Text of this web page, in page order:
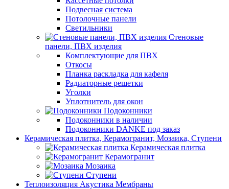
Подвесная система
Потолочные панели
Светильники
Стеновые
панели, ПВХ изделия
Комплектующие для ПВХ
Откосы
Планка раскладка для кафеля
Радиаторные решетки
Уголки
Уплотнитель для окон
Подоконники
Подоконники в наличии
Подоконники DANKE под заказ
Керамическая плитка, Керамогранит, Мозаика, Ступени
Керамическая плитка
Керамогранит
Мозаика
Ступени
Теплоизоляция Акустика Мембраны